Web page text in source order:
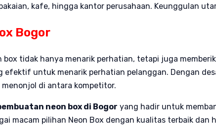
kafe, hingga kantor perusahaan. Keunggulan
Bogor
box tidak hanya menarik perhatian, tetapi juga
efektif untuk menarik perhatian pelanggan. Dengan
di antara kompetitor.
neon box di Bogor yang hadir untuk
macam pilihan Neon Box dengan kualitas terbaik dan